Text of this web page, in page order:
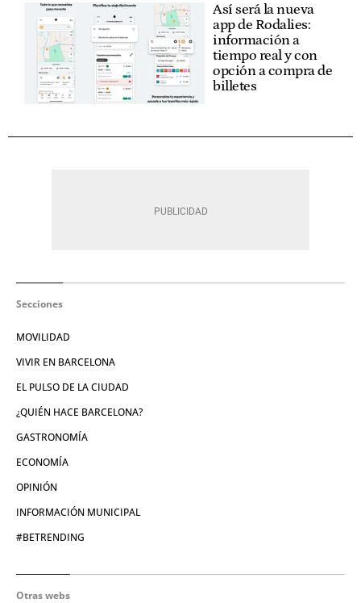
Así será la nueva
app de Rodalies:
información a
tiempo real y con
opción a compra de
billetes
Secciones
MOVILIDAD
VIVIR EN BARCELONA
EL PULSO DE LA CIUDAD
¿QUIÉN HACE BARCELONA?
GASTRONOMÍA
ECONOMÍA
OPINIÓN
INFORMACIÓN MUNICIPAL
#BETRENDING
Otras webs